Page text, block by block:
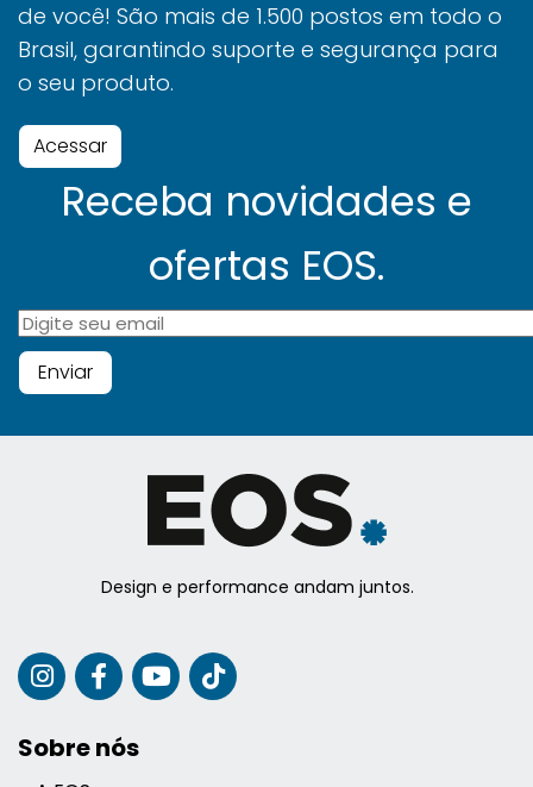
de você! São mais de 1.500 postos em todo o
Brasil, garantindo suporte e segurança para
o seu produto.
Acessar
Receba novidades e
ofertas EOS.
Design e performance andam juntos.
Sobre nós